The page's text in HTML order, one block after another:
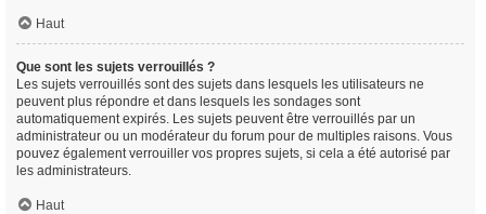
Haut
Que sont les sujets verrouillés ?
Les sujets verrouillés sont des sujets dans lesquels les utilisateurs ne
peuvent plus répondre et dans lesquels les sondages sont
automatiquement expirés. Les sujets peuvent être verrouillés par un
administrateur ou un modérateur du forum pour de multiples raisons. Vous
pouvez également verrouiller vos propres sujets, si cela a été autorisé par
les administrateurs.
Haut